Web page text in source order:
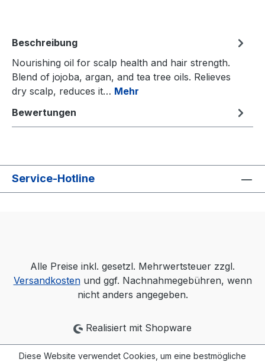
Beschreibung
Nourishing oil for scalp health and hair strength.
Blend of jojoba, argan, and tea tree oils. Relieves
dry scalp, reduces it… Mehr
Bewertungen
Service-Hotline
Alle Preise inkl. gesetzl. Mehrwertsteuer zzgl.
Versandkostenund ggf. Nachnahmegebühren, wenn
nicht anders angegeben.
Realisiert mit Shopware
Diese Website verwendet Cookies, um eine bestmögliche